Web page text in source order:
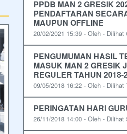
PPDB MAN 2 GRESIK
PENDAFTARAN
MAUPUN OFFLINE
20/02/2021 15:39 - Oleh - Dilihat
PENGUMUMAN HASIL
MASUK MAN 2 GRESIK
REGULER TAHUN 2018-
09/05/2018 16:22 - Oleh - Dilihat
PERINGATAN HARI
26/11/2018 14:00 - Oleh - Dilihat